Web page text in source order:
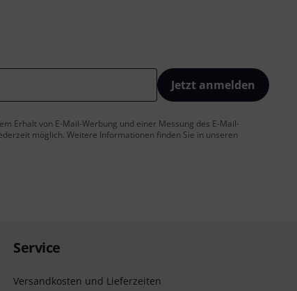
Jetzt anmelden
Erhalt von E-Mail-Werbung und einer Messung des E-Mail-
möglich. Weitere Informationen finden Sie in unseren
Service
Versandkosten und Lieferzeiten